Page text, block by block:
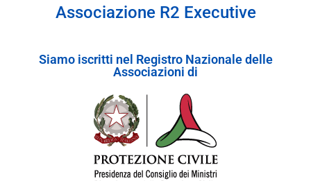
Associazione R2 Executive
Siamo iscritti nel Registro Nazionale delle
Associazioni di